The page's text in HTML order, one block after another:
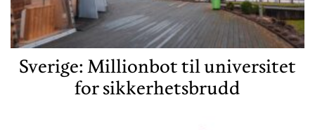
Sverige: Millionbot til universitet
for sikkerhetsbrudd